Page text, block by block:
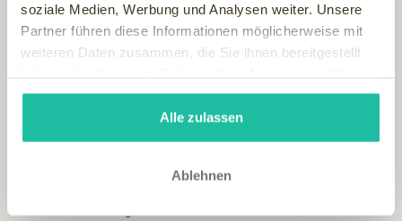
soziale Medien, Werbung und Analysen weiter. Unsere
Partner führen diese Informationen möglicherweise mit
weiteren Daten zusammen, die Sie ihnen bereitgestellt
gesammelt haben.
Alle zulassen
Ablehnen
Kunstepoche. Gemeinsam mit dem Concierge können
Sie eine Stadtführung oder den Ausflug in die Umgebung für
den nächsten Tag planen und buchen lassen. Für den